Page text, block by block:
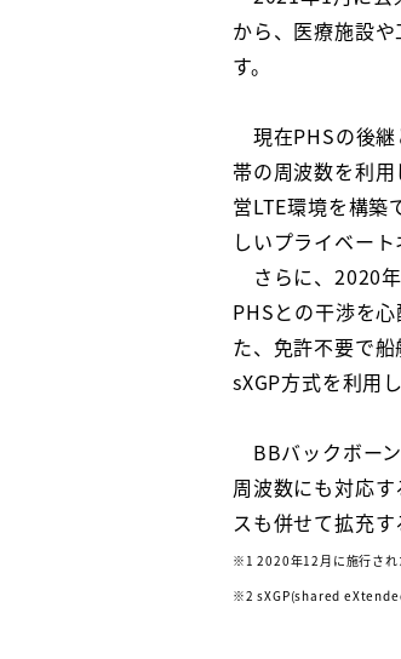
から、医療施設
す。
現在PHSの後
帯の周波数を利
営LTE環境を構築
しいプライベー
さらに、2020
PHSとの干渉を
た、免許不要で
sXGP方式を利用
BBバックボー
周波数にも対応
スも併せて拡充す
※1 2020年12月に施行され
※2 sXGP(shared eXtended